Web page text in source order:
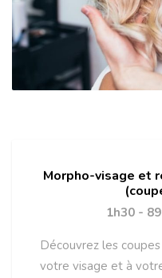
Morpho-visage et
1h30 -
Découvrez les
votre visage et à